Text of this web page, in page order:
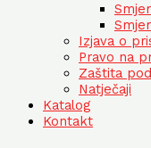
Izjava o
Pravo na
Zaštita
Natječaji
Katalog
Kontakt